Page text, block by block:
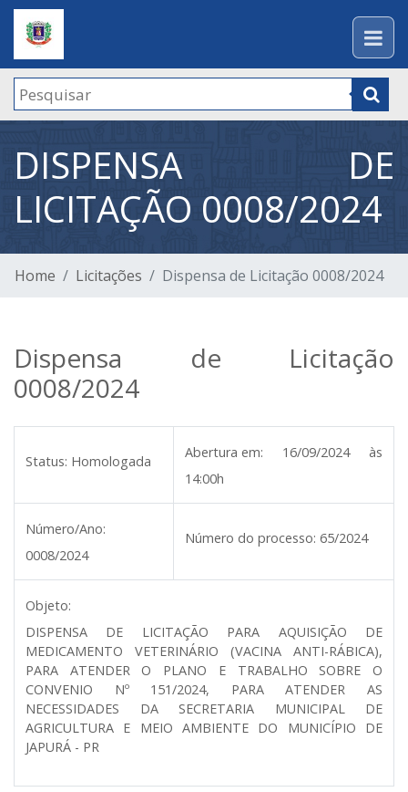
DISPENSA DE
LICITAÇÃO 0008/2024
Home Licitações Dispensa de Licitação 0008/2024
Dispensa de Licitação
0008/2024
Status: Homologada
Abertura em:
16/09/2024 às
14:00h
Número/Ano:
0008/2024
Número do processo: 65/2024
Objeto:
DISPENSA DE LICITAÇÃO PARA AQUISIÇÃO DE
MEDICAMENTO VETERINÁRIO (VACINA ANTI-RÁBICA),
PARA ATENDER O PLANO E TRABALHO SOBRE O
CONVENIO Nº 151/2024, PARA ATENDER AS
NECESSIDADES DA SECRETARIA MUNICIPAL DE
AGRICULTURA E MEIO AMBIENTE DO MUNICÍPIO DE
JAPURÁ - PR